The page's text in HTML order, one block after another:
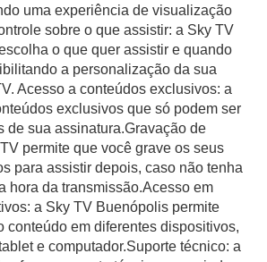
uma experiência de visualização
sobre o que assistir: a Sky TV
o que quer assistir e quando
a personalização da sua
Acesso a conteúdos exclusivos: a
exclusivos que só podem ser
de sua assinatura.Gravação de
permite que você grave os seus
para assistir depois, caso não tenha
hora da transmissão.Acesso em
a Sky TV Buenópolis permite
conteúdo em diferentes dispositivos,
e computador.Suporte técnico: a